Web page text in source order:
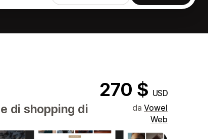
270 $ USD
di shopping di
da Vowel
Web